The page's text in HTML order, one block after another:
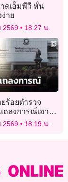
ดเอ็มพีวี หั่น
าย
2569 18:27 น.
ร้อยตำรวจ
ลงการณ์เอาผิด
อนข้อมูล
2569 18:19 น.